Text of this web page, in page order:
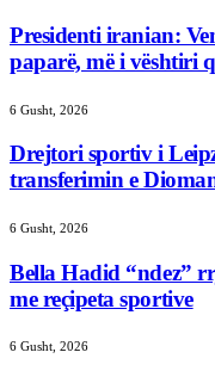
Presidenti iranian:
paparë, më i vështiri
6 Gusht, 2026
Drejtori sportiv i
transferimin e
6 Gusht, 2026
Bella Hadid “ndez”
me reçipeta sportive
6 Gusht, 2026